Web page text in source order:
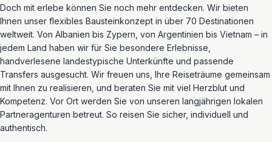
Doch mit erlebe können Sie noch mehr entdecken. Wir bieten
Ihnen unser flexibles Bausteinkonzept in über 70 Destinationen
weltweit. Von Albanien bis Zypern, von Argentinien bis Vietnam – in
jedem Land haben wir für Sie besondere Erlebnisse,
handverlesene landestypische Unterkünfte und passende
Transfers ausgesucht. Wir freuen uns, Ihre Reiseträume gemeinsam
mit Ihnen zu realisieren, und beraten Sie mit viel Herzblut und
Kompetenz. Vor Ort werden Sie von unseren langjährigen lokalen
Partneragenturen betreut. So reisen Sie sicher, individuell und
authentisch.